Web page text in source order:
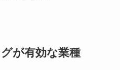
が有効な業種